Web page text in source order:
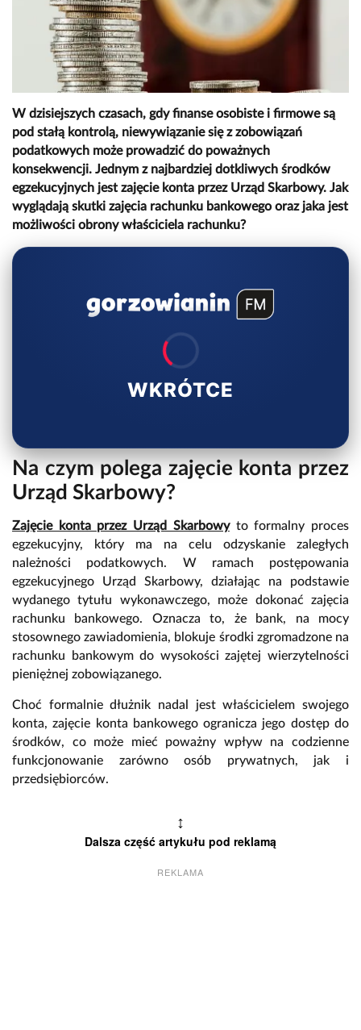
W dzisiejszych czasach, gdy finanse osobiste i firmowe są
pod stałą kontrolą, niewywiązanie się z zobowiązań
podatkowych może prowadzić do poważnych
konsekwencji. Jednym z najbardziej dotkliwych środków
egzekucyjnych jest zajęcie konta przez Urząd Skarbowy. Jak
wyglądają skutki zajęcia rachunku bankowego oraz jaka jest
możliwości obrony właściciela rachunku?
WKRÓTCE
Na czym polega zajęcie konta przez
Urząd Skarbowy?
Zajęcie konta przez Urząd Skarbowyto formalny proces
egzekucyjny, który ma na celu odzyskanie zaległych
należności podatkowych. W ramach postępowania
egzekucyjnego Urząd Skarbowy, działając na podstawie
wydanego tytułu wykonawczego, może dokonać zajęcia
rachunku bankowego. Oznacza to, że bank, na mocy
stosownego zawiadomienia, blokuje środki zgromadzone na
rachunku bankowym do wysokości zajętej wierzytelności
pieniężnej zobowiązanego.
Choć formalnie dłużnik nadal jest właścicielem swojego
konta, zajęcie konta bankowego ogranicza jego dostęp do
środków, co może mieć poważny wpływ na codzienne
funkcjonowanie zarówno osób prywatnych, jak i
przedsiębiorców.
↕
Dalsza część artykułu pod reklamą
REKLAMA